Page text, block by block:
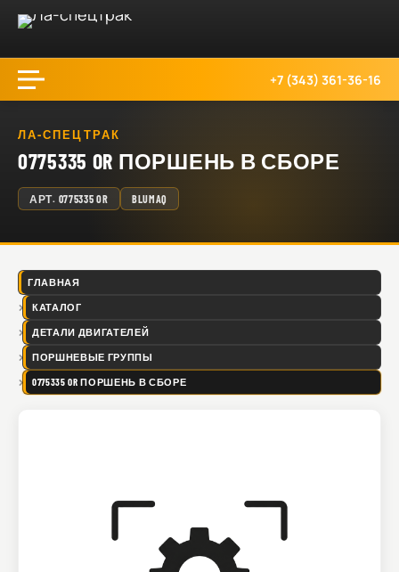
+7 (343) 361-36-16
ЛА-СПЕЦТРАК
0775335 OR ПОРШЕНЬ В СБОРЕ
АРТ. 0775335 OR BLUMAQ
ГЛАВНАЯ
КАТАЛОГ
ДЕТАЛИ ДВИГАТЕЛЕЙ
ПОРШНЕВЫЕ ГРУППЫ
0775335 OR ПОРШЕНЬ В СБОРЕ